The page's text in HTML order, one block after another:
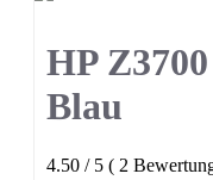
HP
Blau
4.50 / 5 ( 2